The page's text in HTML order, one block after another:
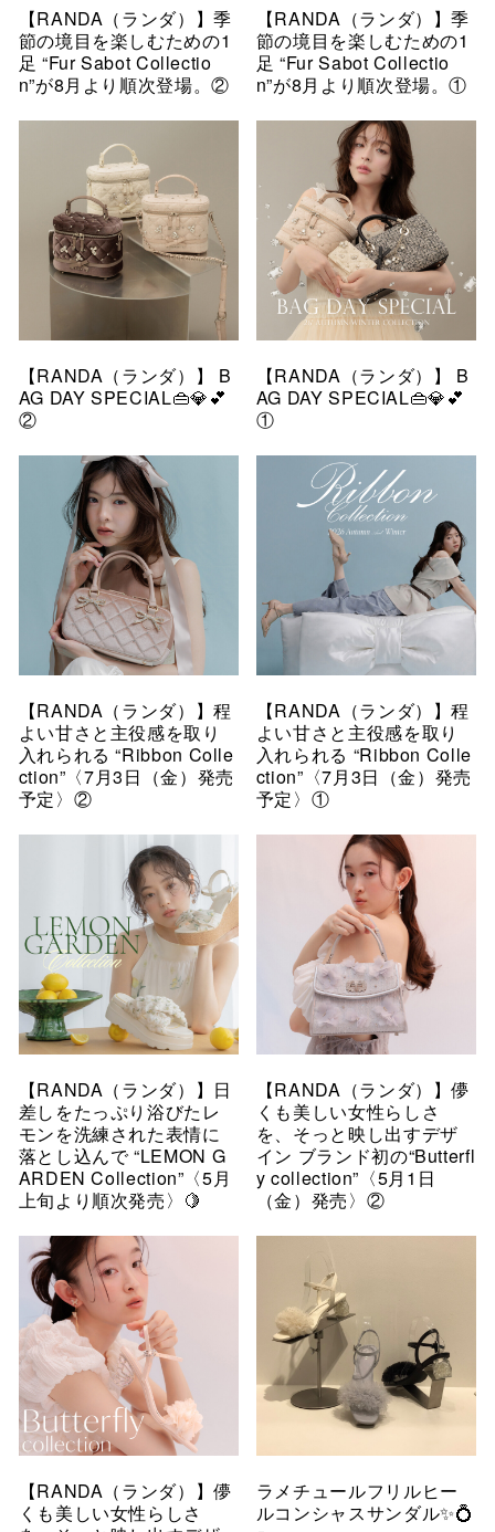
【RANDA（ランダ）】季
節の境目を楽しむための1
足 “Fur Sabot Collectio
n”が8月より順次登場。②
【RANDA（ランダ）】季
節の境目を楽しむための1
足 “Fur Sabot Collectio
n”が8月より順次登場。①
【RANDA（ランダ）】 B
AG DAY SPECIAL👜💎💕
②
【RANDA（ランダ）】 B
AG DAY SPECIAL👜💎💕
①
【RANDA（ランダ）】程
よい甘さと主役感を取り
入れられる “Ribbon Colle
ction”〈7月3日（金）発売
予定〉②
【RANDA（ランダ）】程
よい甘さと主役感を取り
入れられる “Ribbon Colle
ction”〈7月3日（金）発売
予定〉①
【RANDA（ランダ）】日
差しをたっぷり浴びたレ
モンを洗練された表情に
落とし込んで “LEMON G
ARDEN Collection”〈5月
上旬より順次発売〉🍋
【RANDA（ランダ）】儚
くも美しい女性らしさ
を、そっと映し出すデザ
イン ブランド初の“Butterfl
y collection”〈5月1日
（金）発売〉②
【RANDA（ランダ）】儚
くも美しい女性らしさ
ラメチュールフリルヒー
ルコンシャスサンダル✨💍